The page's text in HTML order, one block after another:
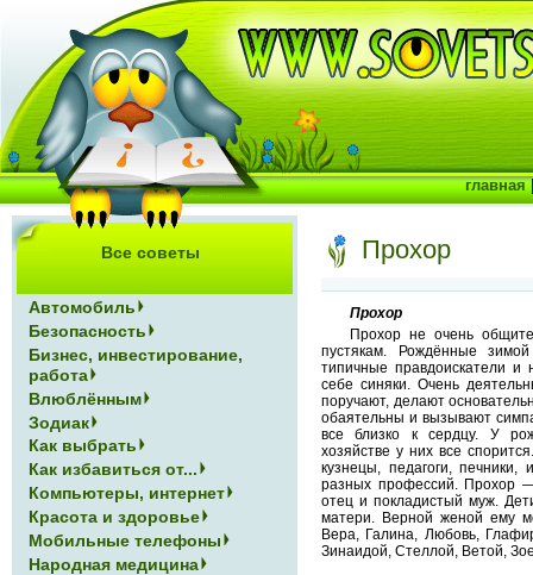
Прохор
Прохор
Прохор не очень
пустякам. Рождённые
типичные правдоискатели
себе синяки. Очень
поручают, делают
обаятельны и вызывают
все близко к сердцу. У
хозяйстве у них все
кузнецы, педагоги,
разных профессий. Прохор
отец и покладистый муж.
матери. Верной женой ему
Вера, Галина, Любовь,
Зинаидой, Стеллой, Ветой,
Все советы
Автомобиль
Безопасность
Бизнес, инвестирование,
работа
Влюблённым
Зодиак
Как выбрать
Как избавиться от...
Компьютеры, интернет
Красота и здоровье
Мобильные телефоны
Народная медицина
главная